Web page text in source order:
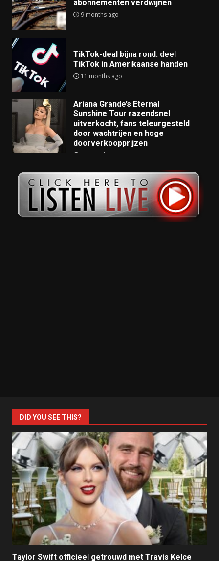
abonnementen verdwijnen
9 months ago
TikTok-deal bijna rond: deel
TikTok in Amerikaanse handen
11 months ago
Ariana Grande’s Eternal
Sunshine Tour razendsnel
uitverkocht, fans teleurgesteld
door wachtrijen en hoge
doorverkoopprijzen
11 months ago
DID YOU SEE THIS?
Taylor Swift officieel getrouwd met Travis Kelce